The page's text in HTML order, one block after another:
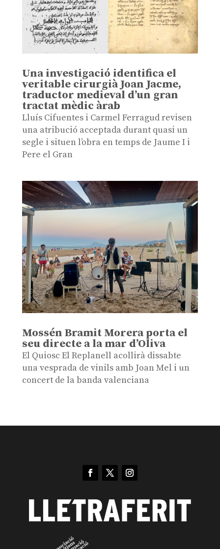
Una investigació identifica el
veritable cirurgià Joan Jacme,
traductor medieval d’un gran
tractat mèdic àrab
Lluís Cifuentes i Carmel Ferragud revisen
una atribució acceptada durant quasi un
segle i situen l’obra en temps de Jaume I i
Pere el Gran
Mossén Bramit Morera porta el
seu directe a la mar d’Oliva
El Quiosc El Replanell acollirà dissabte
una vesprada de vinils amb Joan Mel i un
concert de la banda valenciana